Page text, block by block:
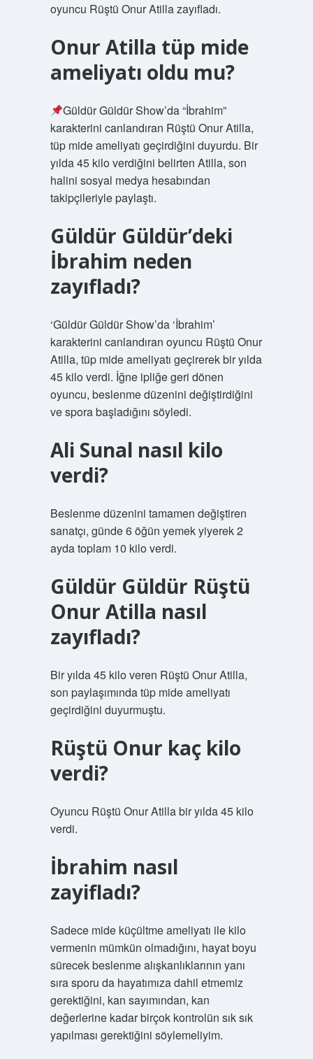
oyuncu Rüştü Onur Atilla zayıfladı.
Onur Atilla tüp mide
ameliyatı oldu mu?
Güldür Güldür Show’da “İbrahim”
karakterini canlandıran Rüştü Onur Atilla,
tüp mide ameliyatı geçirdiğini duyurdu. Bir
yılda 45 kilo verdiğini belirten Atilla, son
halini sosyal medya hesabından
takipçileriyle paylaştı.
Güldür Güldür’deki
İbrahim neden
zayıfladı?
‘Güldür Güldür Show’da ‘İbrahim’
karakterini canlandıran oyuncu Rüştü Onur
Atilla, tüp mide ameliyatı geçirerek bir yılda
45 kilo verdi. İğne ipliğe geri dönen
oyuncu, beslenme düzenini değiştirdiğini
ve spora başladığını söyledi.
Ali Sunal nasıl kilo
verdi?
Beslenme düzenini tamamen değiştiren
sanatçı, günde 6 öğün yemek yiyerek 2
ayda toplam 10 kilo verdi.
Güldür Güldür Rüştü
Onur Atilla nasıl
zayıfladı?
Bir yılda 45 kilo veren Rüştü Onur Atilla,
son paylaşımında tüp mide ameliyatı
geçirdiğini duyurmuştu.
Rüştü Onur kaç kilo
verdi?
Oyuncu Rüştü Onur Atilla bir yılda 45 kilo
verdi.
İbrahim nasıl
zayifladı?
Sadece mide küçültme ameliyatı ile kilo
vermenin mümkün olmadığını, hayat boyu
sürecek beslenme alışkanlıklarının yanı
sıra sporu da hayatımıza dahil etmemiz
gerektiğini, kan sayımından, kan
değerlerine kadar birçok kontrolün sık sık
yapılması gerektiğini söylemeliyim.